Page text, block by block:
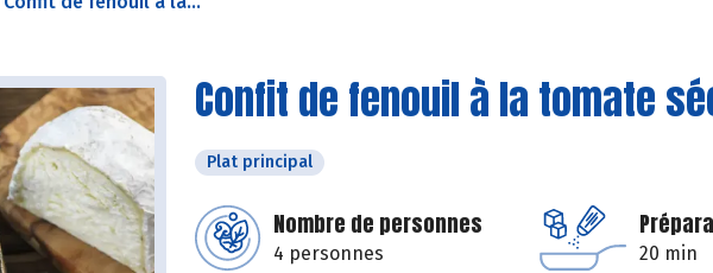
Confit de fenouil à la tomate
Plat principal
Nombre de personnes
4 personnes 20 min